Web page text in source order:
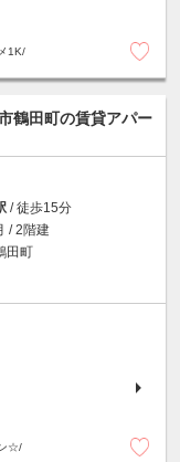
1K/
鶴田町の賃貸アパー
/ 徒歩15分
/ 2階建
田町
☆/